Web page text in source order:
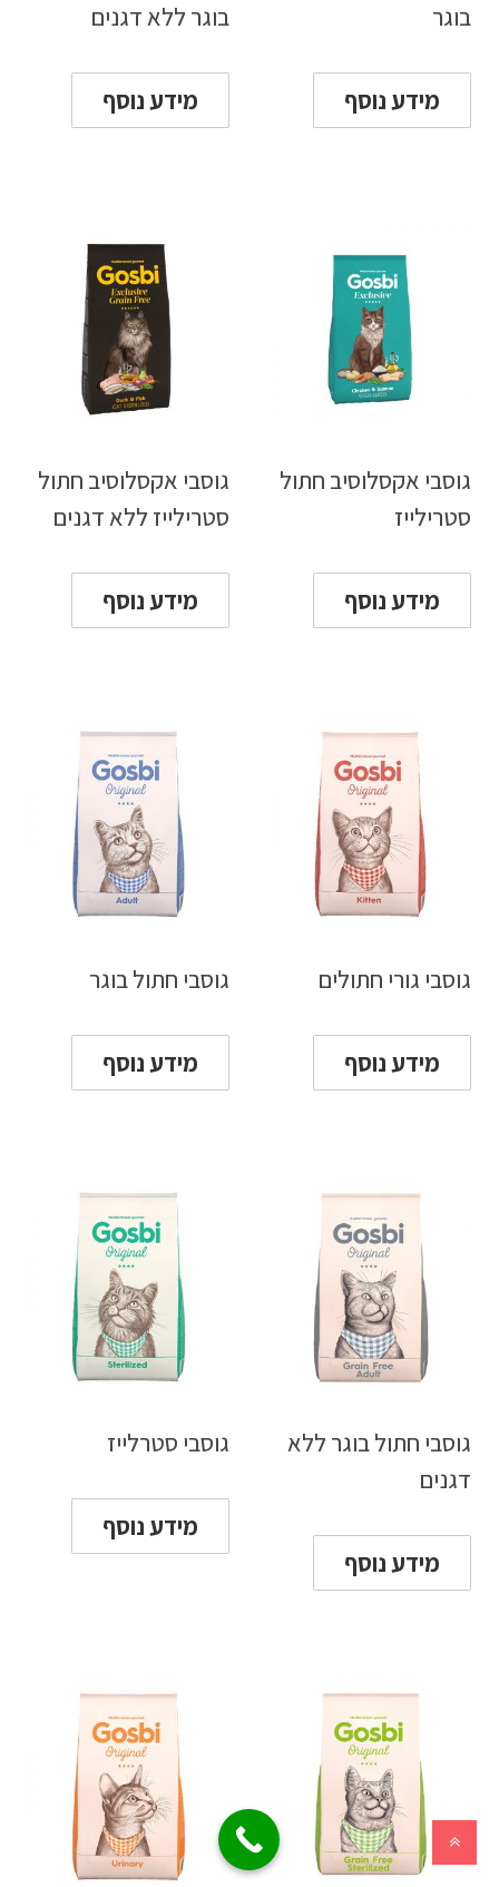
בוגר
מידע נוסף
בוגר ללא דגנים
מידע נוסף
גוסבי אקסלוסיב חתול
סטרילייז
מידע נוסף
גוסבי אקסלוסיב חתול
סטרילייז ללא דגנים
מידע נוסף
גוסבי גורי חתולים
מידע נוסף
גוסבי חתול בוגר
מידע נוסף
גוסבי חתול בוגר ללא
דגנים
מידע נוסף
גוסבי סטרלייז
מידע נוסף
גלילה
לראש
העמוד